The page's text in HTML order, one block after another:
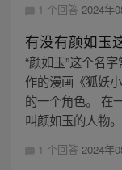
1 个回答 2024年
有没有颜如玉
“颜如玉”这个名
作的漫画《狐妖
的一个角色。 在
叫颜如玉的人物
1 个回答 2024年